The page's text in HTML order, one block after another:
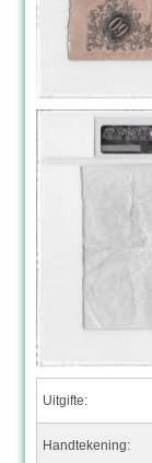
Uitgifte:
Handtekening: